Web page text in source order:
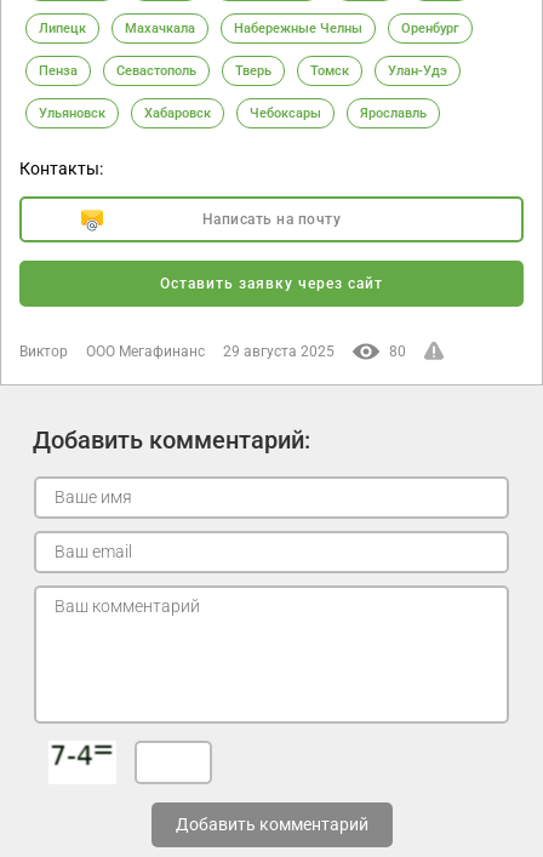
Липецк Махачкала Набережные Челны Оренбург
Пенза Севастополь Тверь Томск Улан-Удэ
Ульяновск Хабаровск Чебоксары Ярославль
Контакты:
Написать на почту
Оставить заявку через сайт
Виктор ООО Мегафинанс 29 августа 2025 80
Добавить комментарий:
Добавить комментарий